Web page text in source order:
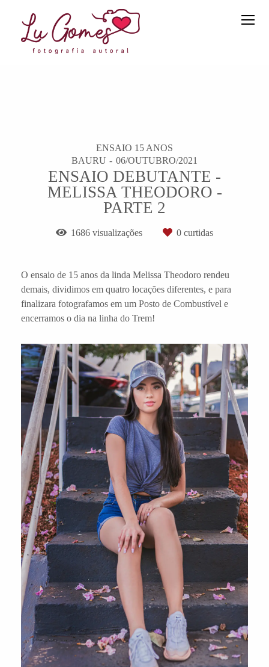
ENSAIO 15 ANOS
BAURU
06/OUTUBRO/2021
ENSAIO DEBUTANTE -
MELISSA THEODORO -
PARTE 2
1686 visualizações 0 curtidas
O ensaio de 15 anos da linda Melissa Theodoro rendeu
demais, dividimos em quatro locações diferentes, e para
finalizara fotografamos em um Posto de Combustível e
encerramos o dia na linha do Trem!